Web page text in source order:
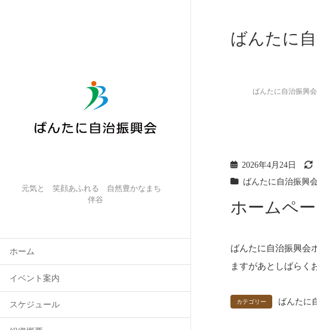
元気と 笑顔あふれる 自然豊かなまち
伴谷
ホーム
イベント案内
スケジュール
ばんたに
ばんたに自治振興
2026年4月24日
ばんたに自治振興会
ホームペ
ばんたに自治振興会
ますがあとしばらく
カテゴリー ばんたに